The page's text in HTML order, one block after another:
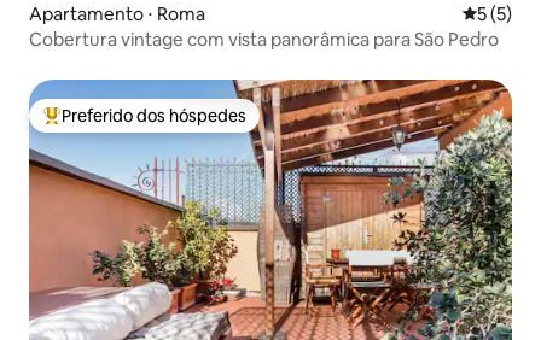
Apartamento ⋅ Roma 5 de
5 (5)
Cobertura vintage com vista panorâmica para São Pedro
Entre os melhores preferidos dos hóspedes
Preferido dos hóspedes